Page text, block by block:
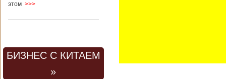
этом >>>
БИЗНЕС С КИТАЕМ
»